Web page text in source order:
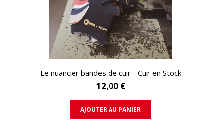
APERÇU RAPIDE
Le nuancier bandes de cuir - Cuir en Stock
12,00 €
AJOUTER AU PANIER